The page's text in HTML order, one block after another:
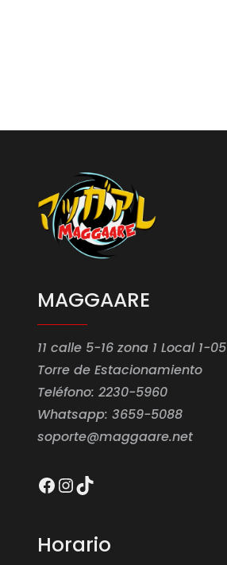
MAGGAARE
11 calle 5-16 zona 1 Local 1-05
Torre de Estacionamiento
Teléfono: 2230-5960
Whatsapp: 3659-5088
soporte@maggaare.net
Facebook
Instagram
TikTok
Horario